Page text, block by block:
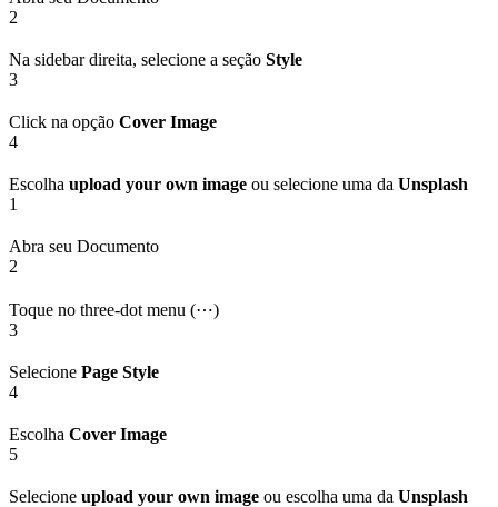
2
Na sidebar direita, selecione a seção Style
3
Click na opção Cover Image
4
Escolha upload your own image ou selecione uma da Unsplash
1
Abra seu Documento
2
Toque no three-dot menu (⋯)
3
Selecione Page Style
4
Escolha Cover Image
5
Selecione upload your own image ou escolha uma da Unsplash